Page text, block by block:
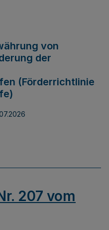
von
der
(Förderrichtlinie
207 vom